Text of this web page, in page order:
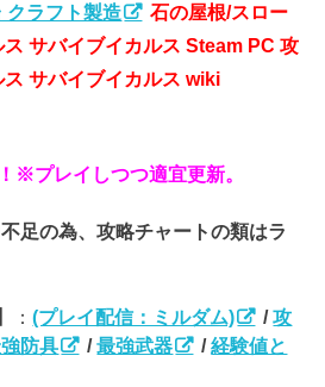
クラフト製造
石の屋根/スロー
サバイブイカルス Steam PC 攻
サバイブイカルス wiki
※プレイしつつ適宜更新。
足の為、攻略チャートの類はラ
：(プレイ配信：ミルダム) /攻
防具 /最強武器 /経験値と